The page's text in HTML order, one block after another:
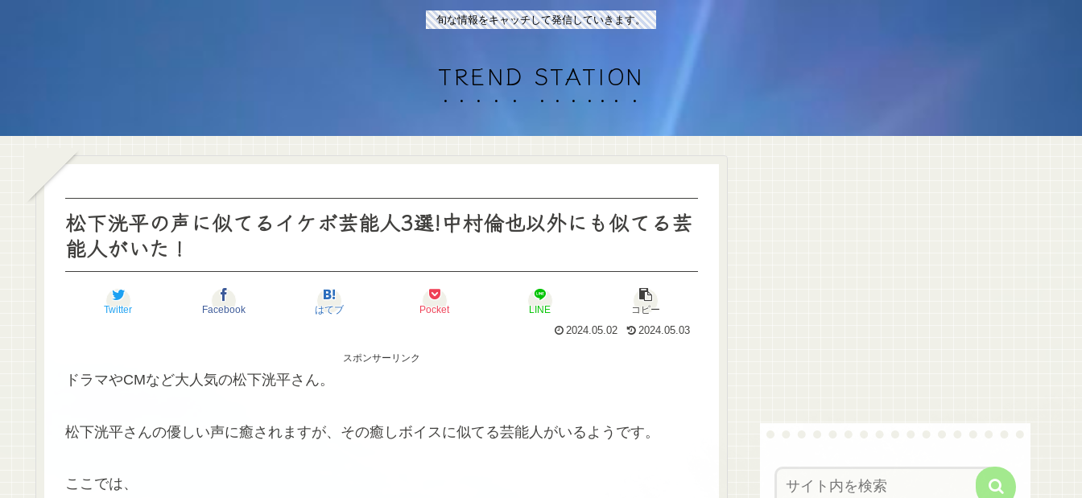
旬な情報をキャッチして発信していきます。
TREND STATION
松下洸平の声に似てるイケボ芸能人3選!中村倫也以外にも似てる芸
能人がいた！
Twitter Facebook はてブ Pocket LINE
コピー
2024.05.02
2024.05.03
スポンサーリンク
ドラマやCMなど大人気の松下洸平さん。
松下洸平さんの優しい声に癒されますが、その癒しボイスに似てる芸能人がいるようです。
ここでは、